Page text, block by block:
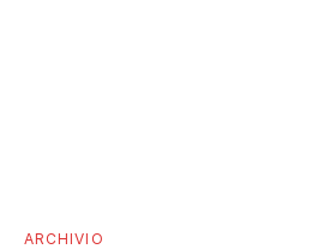
ARCHIVIO